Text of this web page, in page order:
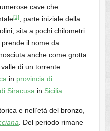
cave che
[1]
, parte iniziale della
sita a pochi chilometri
il nome da
anche come grotta
di un torrente
in provincia di
Siracusa in Sicilia
e nell’età del bronzo,
. Del periodo rimane